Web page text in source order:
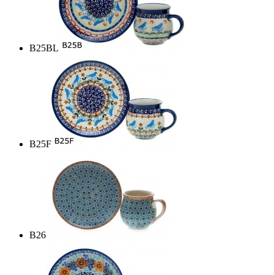
B25BL
B25F
B26